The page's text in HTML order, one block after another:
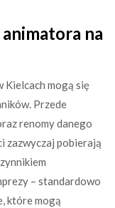
na
Kielcach mogą się
Przede
renomy danego
zazwyczaj pobierają
– standardowo
które mogą